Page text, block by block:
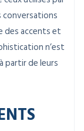
des accents et
n’est
partir de leurs